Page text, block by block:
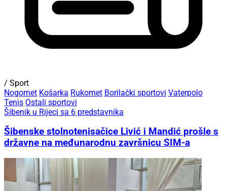
/ Sport
Nogomet Košarka Rukomet Borilački sportovi Vaterpolo
Tenis Ostali sportovi
Šibenik u Rijeci sa 6 predstavnika
Šibenske stolnotenisačice Livić i Mandić prošle s
državne na međunarodnu završnicu SIM-a